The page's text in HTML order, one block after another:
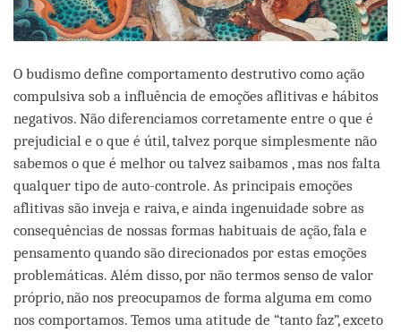
O budismo define comportamento destrutivo como ação
compulsiva sob a influência de emoções aflitivas e hábitos
negativos. Não diferenciamos corretamente entre o que é
prejudicial e o que é útil, talvez porque simplesmente não
sabemos o que é melhor ou talvez saibamos , mas nos falta
qualquer tipo de auto-controle. As principais emoções
aflitivas são inveja e raiva, e ainda ingenuidade sobre as
consequências de nossas formas habituais de ação, fala e
pensamento quando são direcionados por estas emoções
problemáticas. Além disso, por não termos senso de valor
próprio, não nos preocupamos de forma alguma em como
nos comportamos. Temos uma atitude de “tanto faz”, exceto